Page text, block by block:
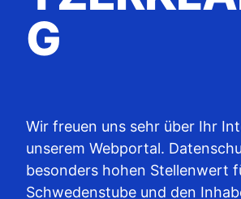
G
Wir freuen uns sehr über Ihr
unserem Webportal.
besonders hohen Stellenwert
Schwedenstube und den